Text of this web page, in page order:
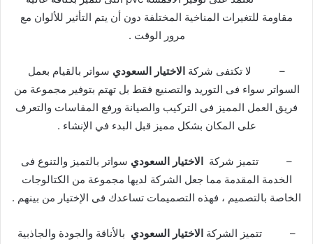
مقاومة للتغيرات المناخية المختلفة دون أن يتم التأثير للألوان مع
مرور الوقت .
– لا تكتفى شركة الاختيار السعودي سواتر بالقيام بعمل
السواتر سواء فى التوريد والتصنيع فقط بل تهتم بتوفير مجموعة من
فريق العمل المميز فى التركيب والصيانة ورفع المقاسات والتعرف
على المكان بشكل مميز قبل البدء في الإنشاء .
– تتميز شركة الاختيار السعودي سواتر بالتميز والتنوع فى
الخدمة المقدمة مما جعل الشركة لديها مجموعة من الكتالوجات
الخاصة بالتصميم ، فهذه التصميمات تساعدك فى الإختيار من بينهم .
– تتميز الشركة الاختيار السعودي بالأناقة والجودة والجاذبية